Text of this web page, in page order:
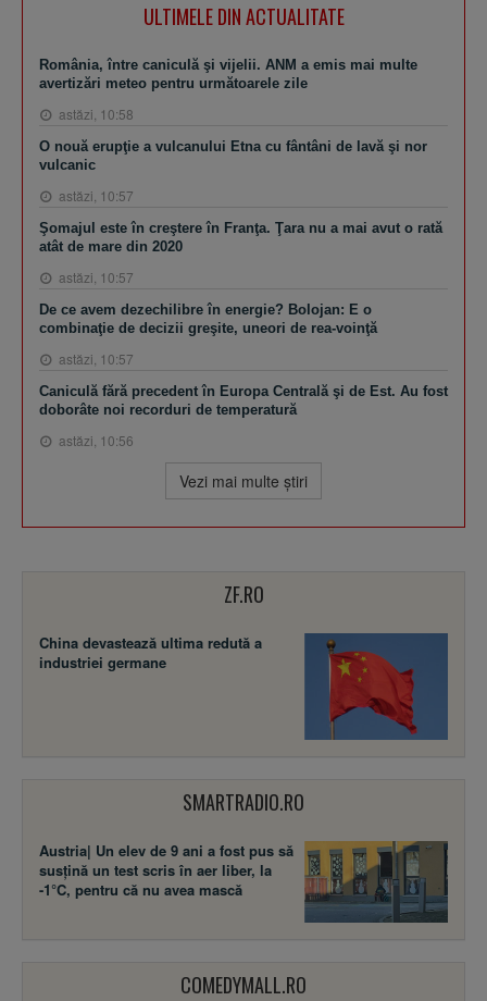
ULTIMELE DIN ACTUALITATE
România, între caniculă şi vijelii. ANM a emis mai multe
avertizări meteo pentru următoarele zile
astăzi, 10:58
O nouă erupţie a vulcanului Etna cu fântâni de lavă şi nor
vulcanic
astăzi, 10:57
Şomajul este în creştere în Franţa. Ţara nu a mai avut o rată
atât de mare din 2020
astăzi, 10:57
De ce avem dezechilibre în energie? Bolojan: E o
combinaţie de decizii greşite, uneori de rea-voinţă
astăzi, 10:57
Caniculă fără precedent în Europa Centrală şi de Est. Au fost
doborâte noi recorduri de temperatură
astăzi, 10:56
Vezi mai multe ştiri
ZF.RO
China devastează ultima redută a
industriei germane
SMARTRADIO.RO
Austria| Un elev de 9 ani a fost pus să
susţină un test scris în aer liber, la
-1°C, pentru că nu avea mască
COMEDYMALL.RO